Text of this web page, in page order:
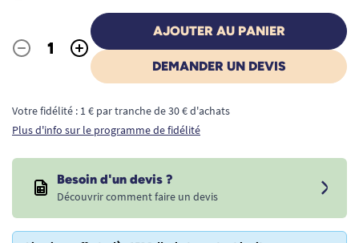
Quantité
- +
AJOUTER AU PANIER
DEMANDER UN DEVIS
Votre fidélité : 1 € par tranche de 30 € d'achats
Plus d'info sur le programme de fidélité
Besoin d'un devis ?
Découvrir comment faire un devis